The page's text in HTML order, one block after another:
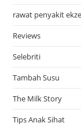
rawat penyakit
Reviews
Selebriti
Tambah Susu
The Milk Story
Tips Anak Sihat